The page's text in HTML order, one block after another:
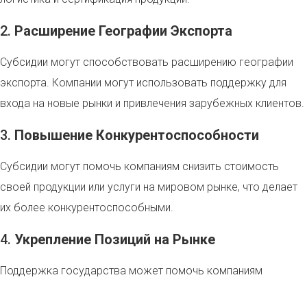
2. Расширение Географии Экспорта
Субсидии могут способствовать расширению географии
экспорта. Компании могут использовать поддержку для
входа на новые рынки и привлечения зарубежных клиентов.
3. Повышение Конкурентоспособности
Субсидии могут помочь компаниям снизить стоимость
своей продукции или услуги на мировом рынке, что делает
их более конкурентоспособными.
4. Укрепление Позиций на Рынке
Поддержка государства может помочь компаниям